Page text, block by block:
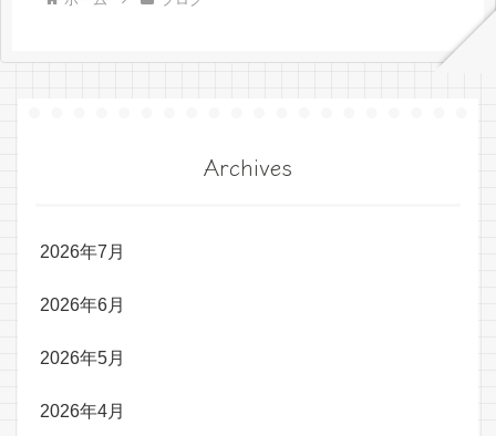
Archives
2026年7月
2026年6月
2026年5月
2026年4月